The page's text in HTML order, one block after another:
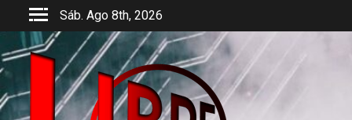
Saltar
contenido
Sáb. Ago 8th, 2026